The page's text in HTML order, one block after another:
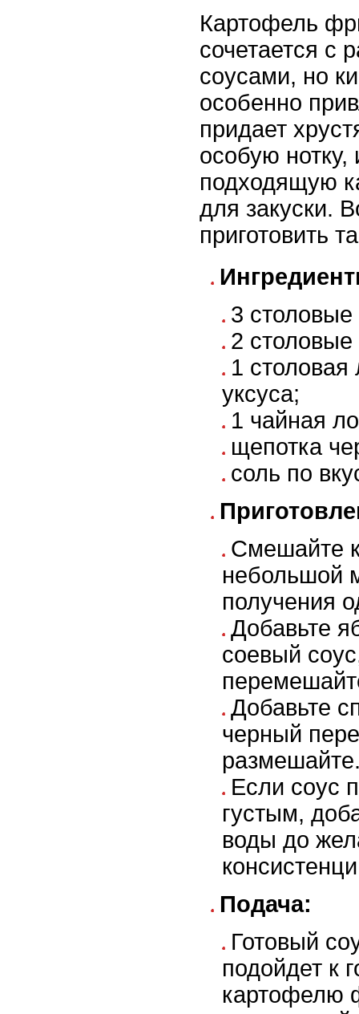
Картофель
сочетается с
соусами, но
особенно
придает
особую нотку,
подходящую
для закуски.
приготовить
3 столовые
2
1 столовая
уксуса;
1 чайная
щепотка
соль по
Смешайте
небольшой
получения
Добавьте
соевый
Добавьте
черный
Если соус
густым,
воды до
Подача:
Готовый
подойдет к
картофелю